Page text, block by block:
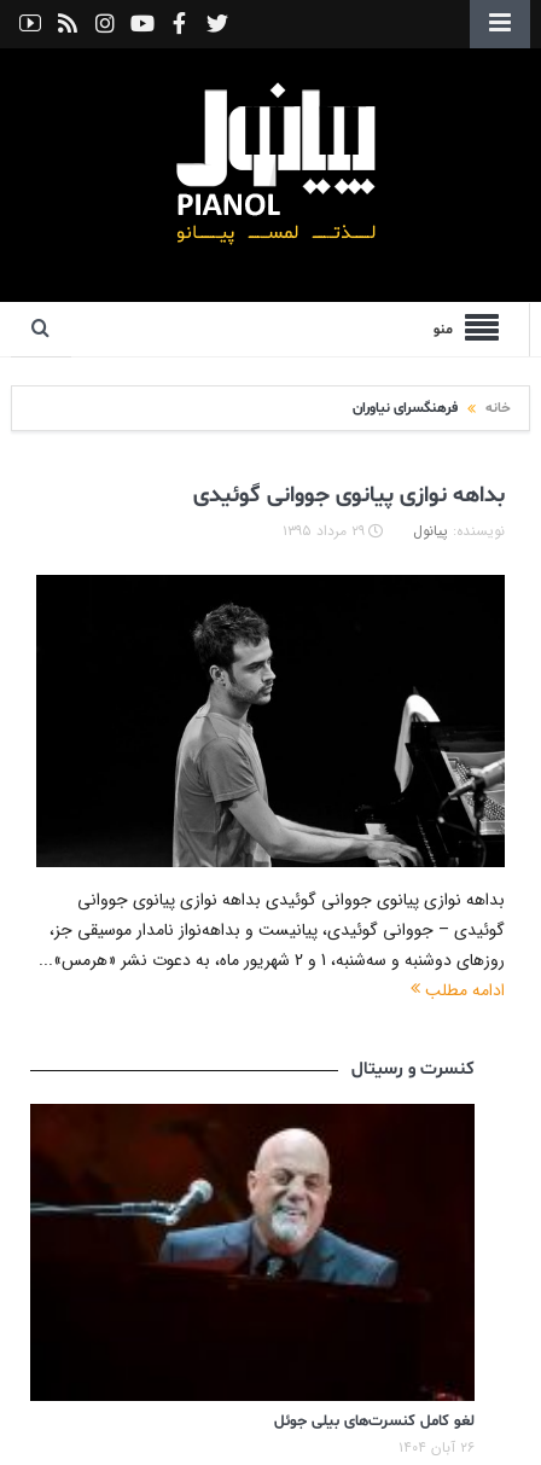
منو
خانه فرهنگسرای نیاوران
بداهه نوازی پیانوی جووانی گوئیدی
نویسنده: پیانول ۲۹ مرداد ۱۳۹۵
بداهه نوازی پیانوی جووانی گوئیدی بداهه نوازی پیانوی جووانی
گوئیدی – جووانی گوئیدی، پیانیست و بداهه‌نواز نامدار موسیقی جز،
روزهای دوشنبه و سه‌شنبه، 1 و 2 شهریور ماه، به دعوت نشر «هرمس»...
ادامه مطلب
کنسرت و رسیتال
لغو کامل کنسرت‌های بیلی جوئل
۲۶ آبان ۱۴۰۴